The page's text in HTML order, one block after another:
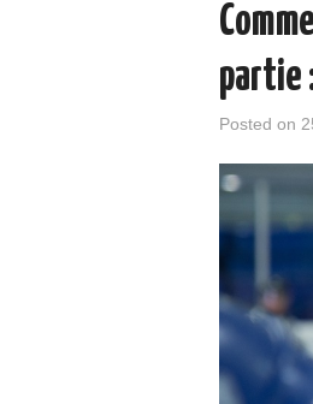
partie
Posted on